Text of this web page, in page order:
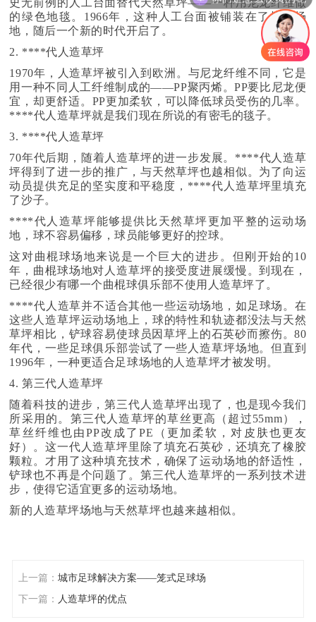
的绿色地毯。1966年，这种人工台面被铺装在了棒球场
地，随后一个新的时代开启了。
2. ****代人造草坪
1970年，人造草坪被引入到欧洲。与尼龙纤维不同，它是
用一种不同人工纤维制成的——PP聚丙烯。PP要比尼龙便
宜，却更舒适。PP更加柔软，可以降低球员受伤的几率。
****代人造草坪就是我们现在所说的有密毛的毯子。
3. ****代人造草坪
70年代后期，随着人造草坪的进一步发展。****代人造草
坪得到了进一步的推广，与天然草坪也越相似。为了向运
动员提供充足的坚实度和平稳度，****代人造草坪里填充
了沙子。
****代人造草坪能够提供比天然草坪更加平整的运动场
地，球不容易偏移，球员能够更好的控球。
这对曲棍球场地来说是一个巨大的进步。但刚开始的10
年，曲棍球场地对人造草坪的接受度进展缓慢。到现在，
已经很少有哪一个曲棍球俱乐部不使用人造草坪了。
****代人造草并不适合其他一些运动场地，如足球场。在
这些人造草坪运动场地上，球的特性和轨迹都没法与天然
草坪相比，铲球容易使球员因草坪上的石英砂而擦伤。80
年代，一些足球俱乐部尝试了一些人造草坪场地。但直到
1996年，一种更适合足球场地的人造草坪才被发明。
4. 第三代人造草坪
随着科技的进步，第三代人造草坪出现了，也是现今我们
所采用的。第三代人造草坪的草丝更高（超过55mm），
草丝纤维也由PP改成了PE（更加柔软，对皮肤也更友
好）。这一代人造草坪里除了填充石英砂，还填充了橡胶
颗粒。才用了这种填充技术，确保了运动场地的舒适性，
铲球也不再是个问题了。第三代人造草坪的一系列技术进
步，使得它适宜更多的运动场地。
新的人造草坪场地与天然草坪也越来越相似。
上一篇：城市足球解决方案——笼式足球场
下一篇： 人造草坪的优点